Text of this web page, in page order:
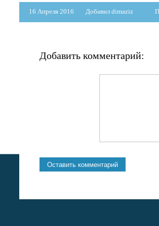
16 Апреля 2016 Добавил dimaziz
Добавить комментарий: